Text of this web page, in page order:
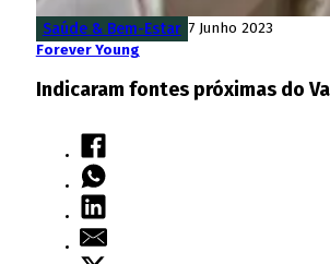
Saúde & Bem-Estar 7 Junho 2023
Forever Young
Indicaram fontes próximas do